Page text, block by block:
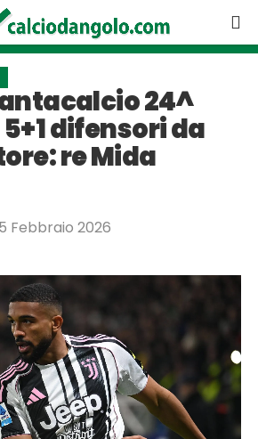
24^
difensori da
re Mida
5 Febbraio 2026